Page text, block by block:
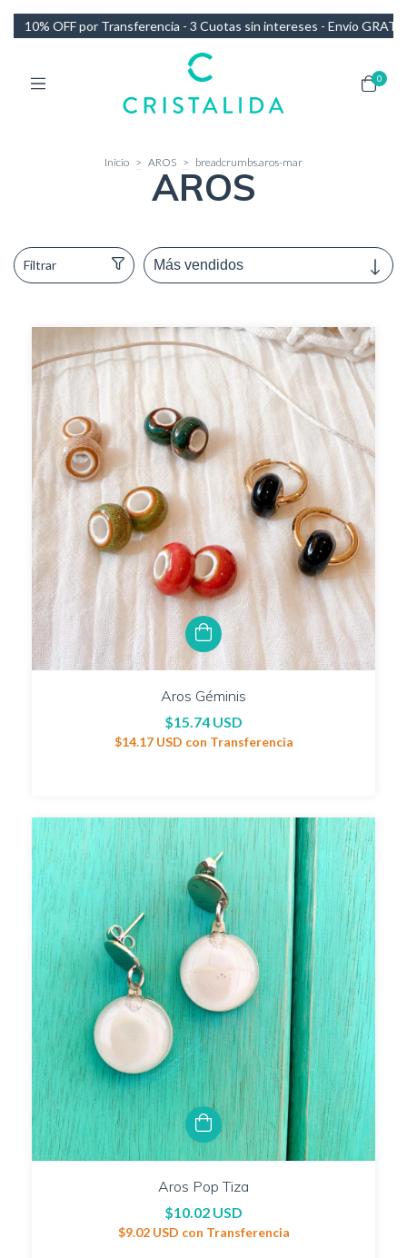
sin intereses - Envío GRATIS en compras de más de $140.000
0
Inicio > AROS > breadcrumbs.aros-mar
AROS
Filtrar
Aros Géminis
$15.74 USD
$14.17 USD con Transferencia
Aros Pop Tiza
$10.02 USD
$9.02 USD con Transferencia